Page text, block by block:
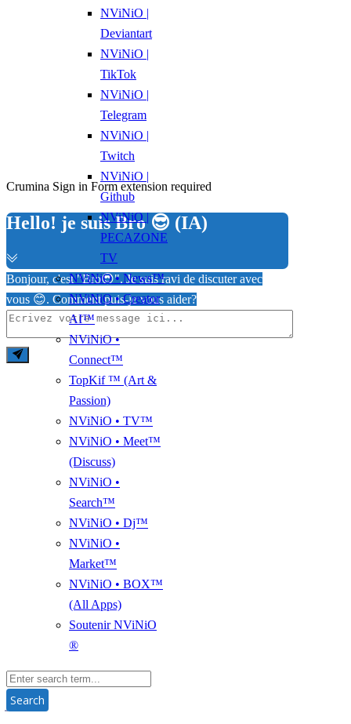
Crumina Sign in Form extension required
Hello! je suis Bro 😎 (IA)
Bonjour, c'est "Bro😎". Je suis ravi de discuter avec
vous 😊. Comment puis-je vous aider?
NViNiO |
Deviantart
NViNiO |
TikTok
NViNiO |
Telegram
NViNiO |
Twitch
NViNiO |
Github
NViNiO |
PECAZONE
TV
NViNiO • News™
NViNiO • Creator
AI™
NViNiO •
Connect™
TopKif ™ (Art &
Passion)
NViNiO • TV™
NViNiO • Meet™
(Discuss)
NViNiO •
Search™
NViNiO • Dj™
NViNiO •
Market™
NViNiO • BOX™
(All Apps)
Soutenir NViNiO
®